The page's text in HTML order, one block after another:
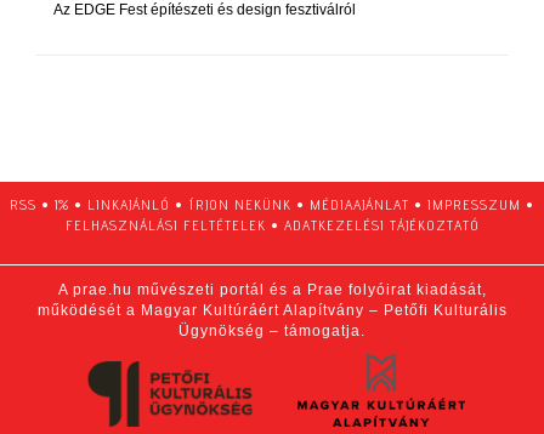
Az EDGE Fest építészeti és design fesztiválról
RSS • 1% • LINKAJÁNLÓ • ÍRJON NEKÜNK • MÉDIAAJÁNLAT • IMPRESSZUM •
FELHASZNÁLÁSI FELTÉTELEK • ADATKEZELÉSI TÁJÉKOZTATÓ
A prae.hu művészeti portál és a Prae folyóirat kiadását,
működését a Magyar Kultúráért Alapítvány – Petőfi Kulturális
Ügynökség – támogatja.